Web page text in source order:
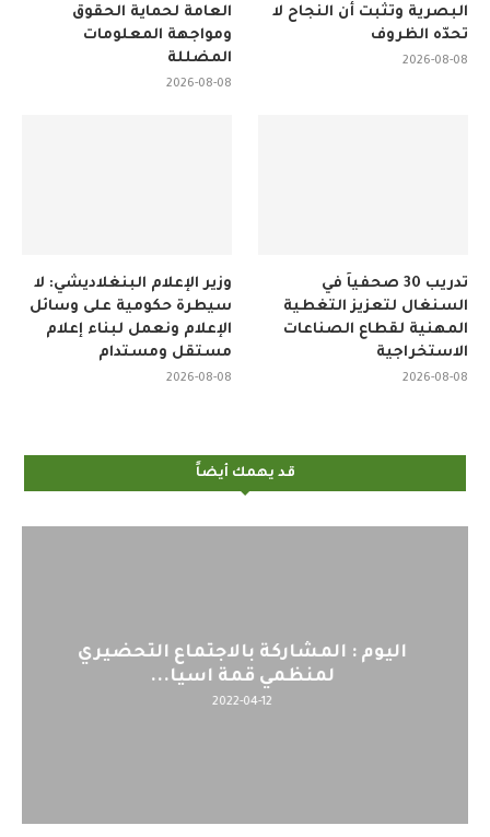
العامة لحماية الحقوق
ومواجهة المعلومات
المضللة
2026-08-08
البصرية وتثبت أن النجاح لا
تحدّه الظروف
2026-08-08
وزير الإعلام البنغلاديشي: لا
سيطرة حكومية على وسائل
الإعلام ونعمل لبناء إعلام
مستقل ومستدام
2026-08-08
تدريب 30 صحفياً في
السنغال لتعزيز التغطية
المهنية لقطاع الصناعات
الاستخراجية
2026-08-08
قد يهمك أيضاً
اليوم : المشاركة بالاجتماع التحضيري
لمنظمي قمة اسيا...
2022-04-12